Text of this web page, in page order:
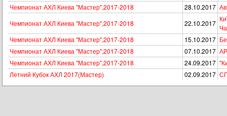
Чемпионат АХЛ Киева "Мастер",2017-2018
28.10.2017
Чемпионат АХЛ Киева "Мастер",2017-2018
22.10.2017
Чемпионат АХЛ Киева "Мастер",2017-2018
15.10.2017
Чемпионат АХЛ Киева "Мастер",2017-2018
07.10.2017
Чемпионат АХЛ Киева "Мастер",2017-2018
24.09.2017
Летний Кубок АХЛ 2017(Мастер)
02.09.2017